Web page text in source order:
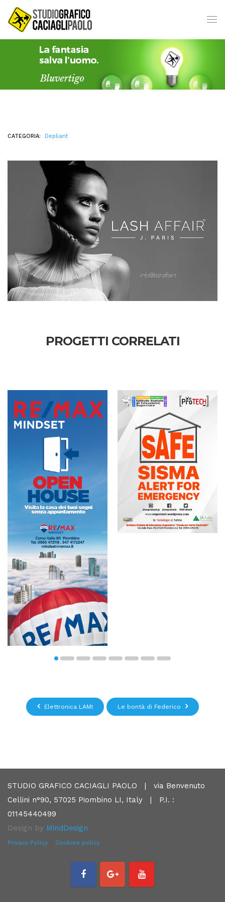
CATEGORIA: Depliant
PROGETTI CORRELATI
Elettronica LAMI Le bontà di Federico
STUDIO GRAFICO CACIAGLI PAOLO | via Benvenuto
Cellini n°90, 57025 Piombino LI, Italy | P.I. :
01145440499
Design by MindDesign
Privacy Policy Cookies policy